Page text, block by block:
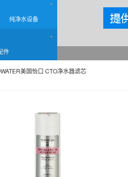
纯净水设备
件
美国怡口 CTO净水器滤芯